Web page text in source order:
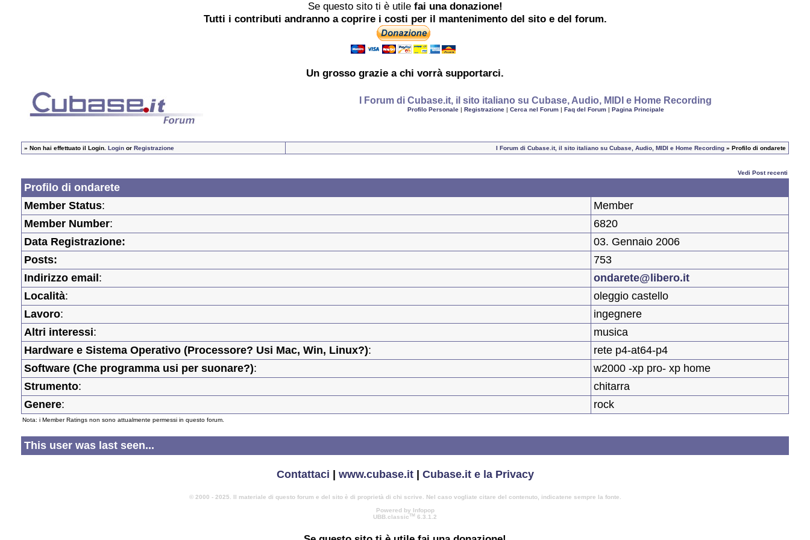
Se questo sito ti è utile fai una donazione!
Tutti i contributi andranno a coprire i costi per il mantenimento del sito e del forum.
Un grosso grazie a chi vorrà supportarci.
I Forum di Cubase.it, il sito italiano su Cubase, Audio, MIDI e Home Recording
Profilo Personale| Registrazione| Cerca nel Forum| Faq del Forum| Pagina Principale
» Non hai effettuato il Login. Login or Registrazione I Forum di Cubase.it, il sito italiano su Cubase, Audio, MIDI e Home Recording » Profilo di ondarete
Vedi Post recenti
Profilo di ondarete
Member Status:
Member
Member Number:
6820
Data Registrazione:
03. Gennaio 2006
Posts:
753
Indirizzo email :
ondarete@libero.it
Località:
oleggio castello
Lavoro:
ingegnere
Altri interessi:
musica
Hardware e Sistema Operativo (Processore? Usi Mac, Win, Linux?):
rete p4-at64-p4
Software (Che programma usi per suonare?):
w2000 -xp pro- xp home
Strumento:
chitarra
Genere: rock
Nota: i Member Ratings non sono attualmente permessi in questo forum.
This user was last seen...
Contattaci | www.cubase.it| Cubase.it e la Privacy
© 2000 - 2025. Il materiale di questo forum e del sito è di proprietà di chi scrive. Nel caso vogliate citare del contenuto, indicatene sempre la fonte.
Powered by Infopop
UBB.classicTM 6.3.1.2